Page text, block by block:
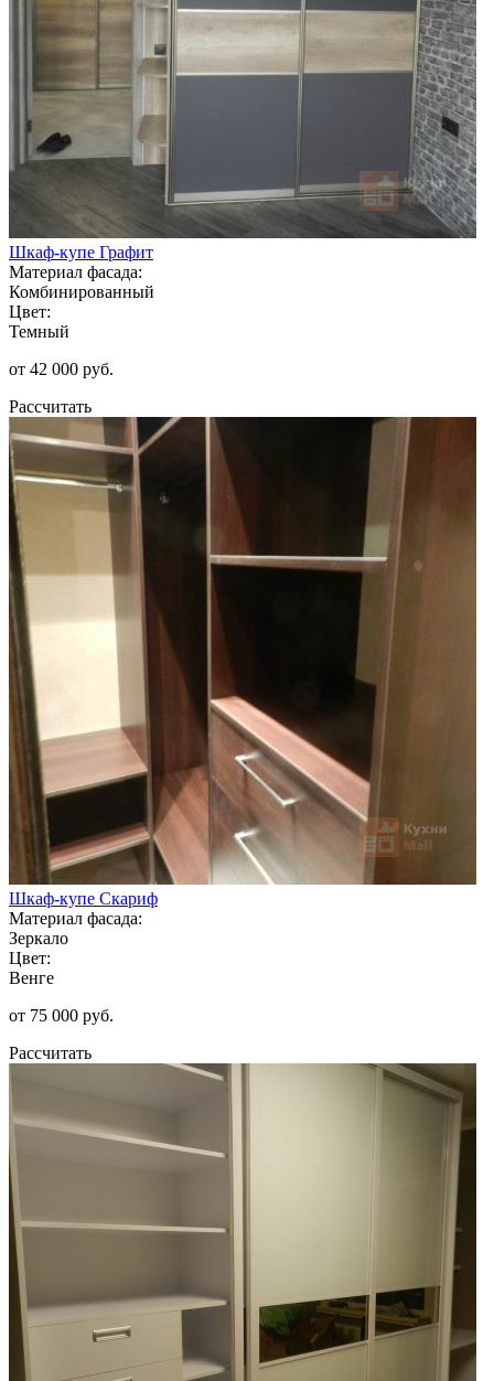
Шкаф-купе Графит
Материал фасада:
Комбинированный
Цвет:
Темный
от 42 000 руб.
Рассчитать
Шкаф-купе Скариф
Материал фасада:
Зеркало
Цвет:
Венге
от 75 000 руб.
Рассчитать